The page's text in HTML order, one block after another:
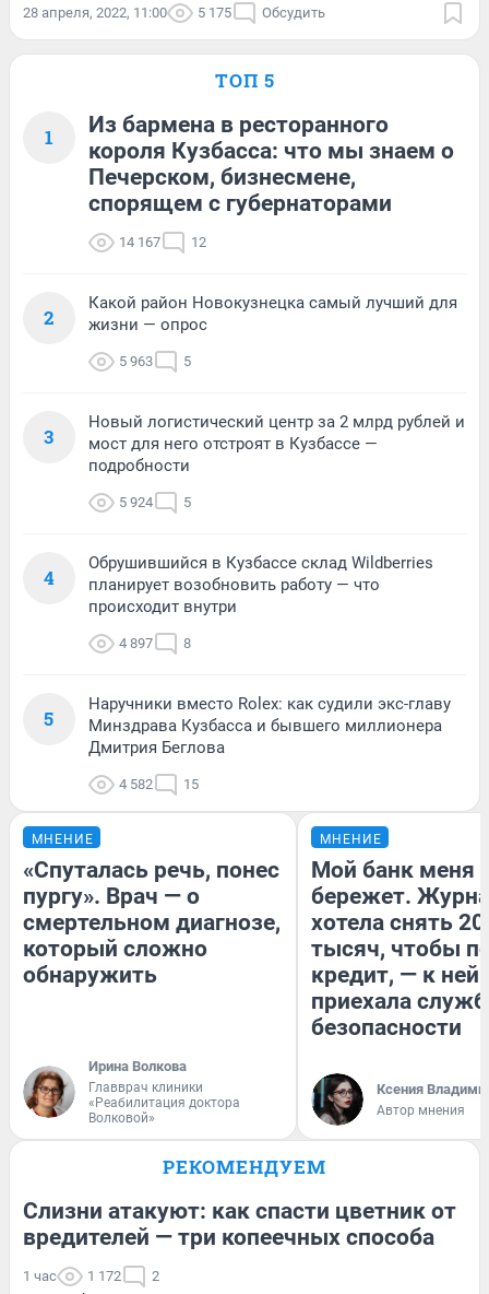
28 апреля, 2022, 11:00 5 175 Обсудить
ТОП 5
1
Из бармена в ресторанного
короля Кузбасса: что мы знаем о
Печерском, бизнесмене,
спорящем с губернаторами
14 167 12
2
Какой район Новокузнецка самый лучший для
жизни — опрос
5 963 5
3
Новый логистический центр за 2 млрд рублей и
мост для него отстроят в Кузбассе —
подробности
5 924 5
4
Обрушившийся в Кузбассе склад Wildberries
планирует возобновить работу — что
происходит внутри
4 897 8
5
Наручники вместо Rolex: как судили экс-главу
Минздрава Кузбасса и бывшего миллионера
Дмитрия Беглова
4 582 15
МНЕНИЕ
«Спуталась речь, понес
пургу». Врач — о
смертельном диагнозе,
который сложно
обнаружить
Ирина Волкова
Главврач клиники
«Реабилитация доктора
Волковой»
МНЕНИЕ
Мой банк меня
бережет.
хотела снять
тысяч, чтобы
кредит, — к
приехала
безопасности
Ксения
Автор мнения
РЕКОМЕНДУЕМ
Слизни атакуют: как спасти цветник от
вредителей — три копеечных способа
1 час 1 172 2